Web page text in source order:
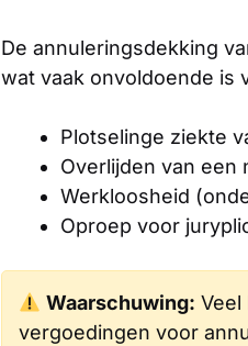
De annuleringsdekking
wat vaak onvoldoende is
Plotselinge ziekte
Overlijden van een
Werkloosheid
Oproep voor
Waarschuwing:
vergoedingen voor